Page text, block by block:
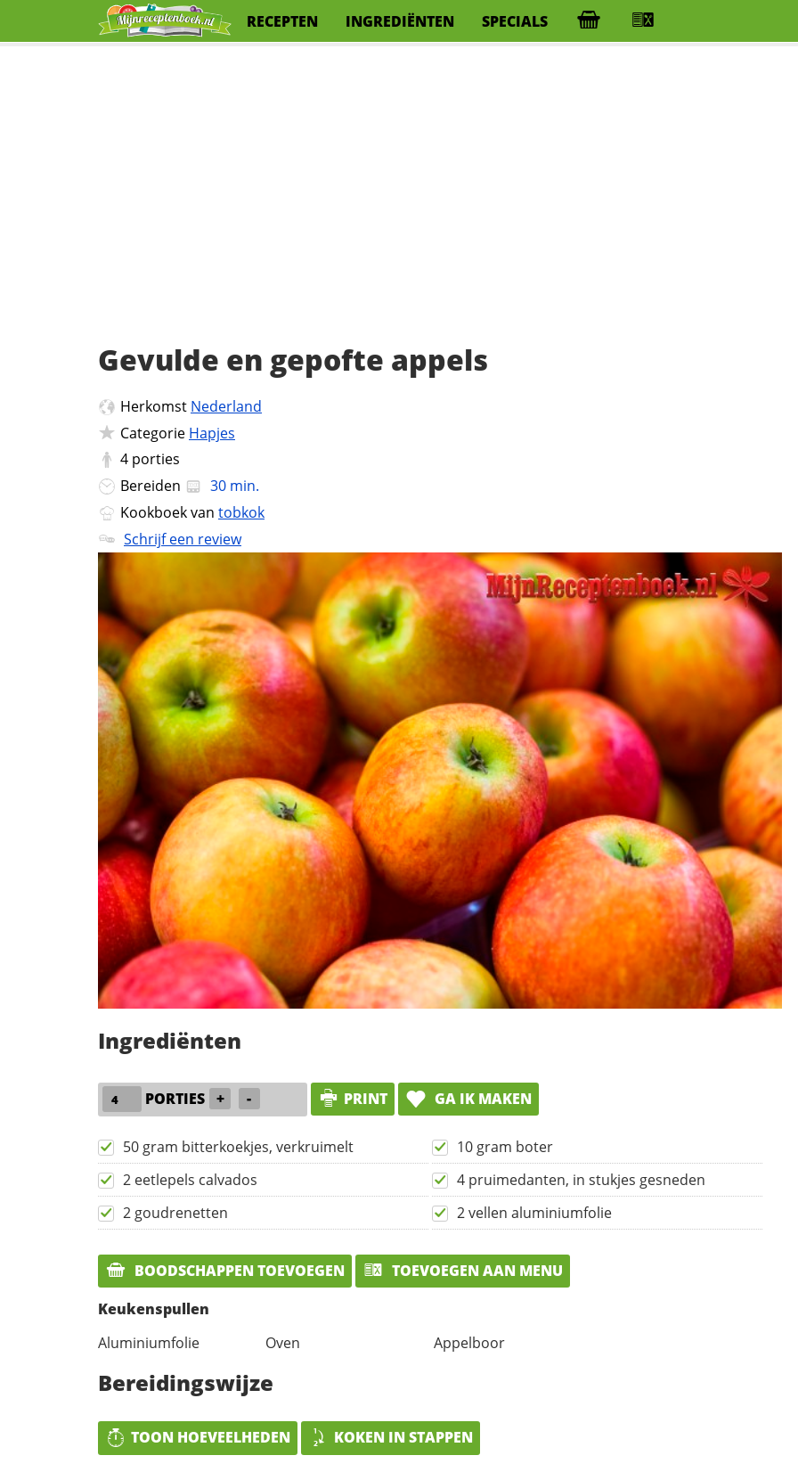
RECEPTEN INGREDIËNTEN SPECIALS
Gevulde en gepofte appels
Herkomst Nederland
Categorie Hapjes
4 porties
Bereiden
30 min.
Kookboek van tobkok
Schrijf een review
Ingrediënten
PORTIES + - PRINT GA IK MAKEN
50 gram bitterkoekjes, verkruimelt
10 gram boter
2 eetlepels calvados
4 pruimedanten, in stukjes gesneden
2 goudrenetten
2 vellen aluminiumfolie
BOODSCHAPPEN TOEVOEGEN
TOEVOEGEN AAN MENU
Keukenspullen
Aluminiumfolie
Oven Appelboor
Bereidingswijze
TOON HOEVEELHEDEN KOKEN IN STAPPEN